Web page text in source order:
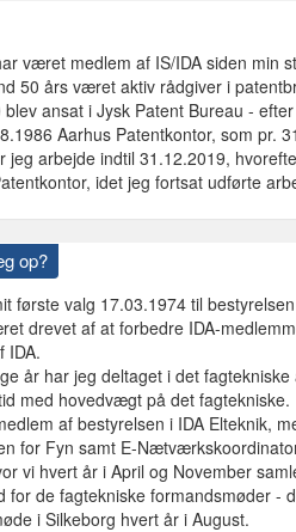
været medlem af IS/IDA siden min
50 års været aktiv rådgiver i
blev ansat i Jysk Patent Bureau -
Aarhus Patentkontor, som pr.
jeg arbejde indtil 31.12.2019,
idet jeg fortsat udførte
op?
første valg 17.03.1974 til
drevet af at forbedre IDA-
IDA.
år har jeg deltaget i det
med hovedvægt på det fagtekniske.
af bestyrelsen i IDA Elteknik,
for Fyn samt E-
vi hvert år i April og November
for de fagtekniske formandsmøder -
i Silkeborg hvert år i August.